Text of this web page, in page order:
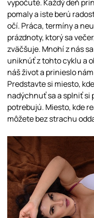
vypočuté. Každý deň
pomaly a iste berú
očí. Práca, termíny a
prázdnoty, ktorý sa
zväčšuje. Mnohí z nás
uniknúť z tohto cyklu a
náš život a prinieslo
Predstavte si miesto,
nadýchnuť sa a splniť si
potrebujú. Miesto, kde
môžete bez strachu